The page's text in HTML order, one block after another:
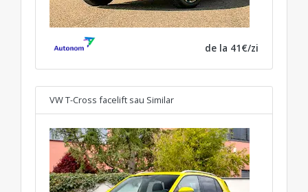
de la 41€/zi
VW T-Cross facelift sau Similar